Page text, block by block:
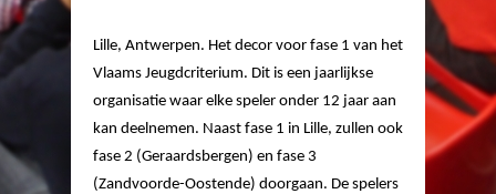
Lille, Antwerpen. Het decor voor fase 1 van het
Vlaams Jeugdcriterium. Dit is een jaarlijkse
organisatie waar elke speler onder 12 jaar aan
kan deelnemen. Naast fase 1 in Lille, zullen ook
fase 2 (Geraardsbergen) en fase 3
(Zandvoorde-Oostende) doorgaan. De spelers